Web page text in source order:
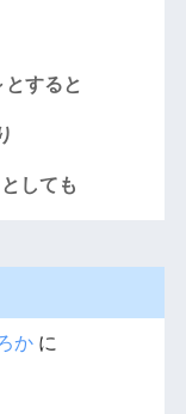
すると
しても
かに